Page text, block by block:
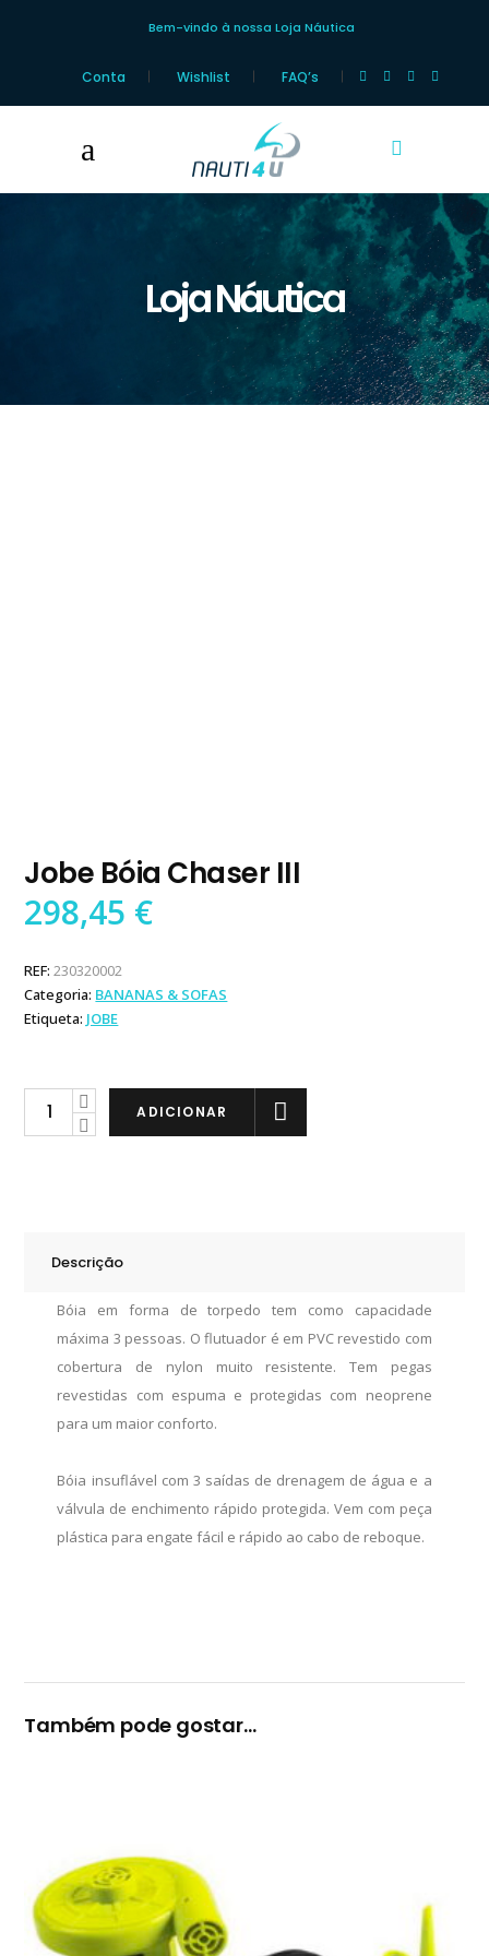
Bem-vindo à nossa Loja Náutica
Conta Wishlist FAQ’s
Loja Náutica
Jobe Bóia Chaser III
298,45 €
REF:230320002
Categoria: BANANAS & SOFAS
Etiqueta: JOBE
Jobe
ADICIONAR
Descrição
Bóia em forma de torpedo tem como capacidade
máxima 3 pessoas. O flutuador é em PVC revestido com
cobertura de nylon muito resistente. Tem pegas
revestidas com espuma e protegidas com neoprene
para um maior conforto.
Bóia insuflável com 3 saídas de drenagem de água e a
válvula de enchimento rápido protegida. Vem com peça
plástica para engate fácil e rápido ao cabo de reboque.
Também pode gostar…